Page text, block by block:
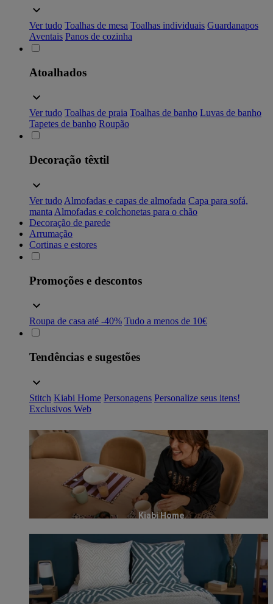
Ver tudo Toalhas de mesa Toalhas individuais Guardanapos
Aventais Panos de cozinha
Atoalhados
Ver tudo Toalhas de praia Toalhas de banho Luvas de banho
Tapetes de banho Roupão
Decoração têxtil
Ver tudo Almofadas e capas de almofada Capa para sofá,
manta Almofadas e colchonetas para o chão
Decoração de parede
Arrumação
Cortinas e estores
Promoções e descontos
Roupa de casa até -40% Tudo a menos de 10€
Tendências e sugestões
Stitch Kiabi Home Personagens Personalize seus itens!
Exclusivos Web
Kiabi Home